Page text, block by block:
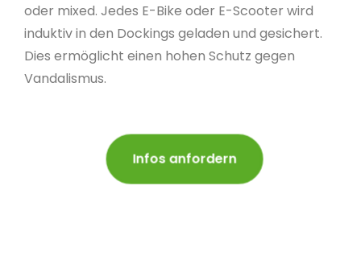
oder mixed. Jedes E-Bike oder E-Scooter wird
induktiv in den Dockings geladen und gesichert.
Dies ermöglicht einen hohen Schutz gegen
Vandalismus.
Infos anfordern